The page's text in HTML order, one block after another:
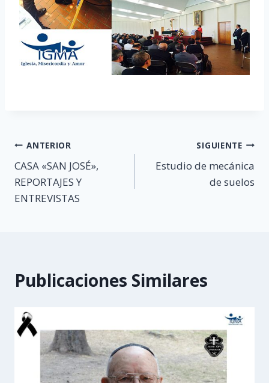
Navegación
de
entradas
ANTERIOR
CASA «SAN JOSÉ»,
REPORTAJES Y
ENTREVISTAS
SIGUIENTE
Estudio de mecánica
de suelos
Publicaciones Similares